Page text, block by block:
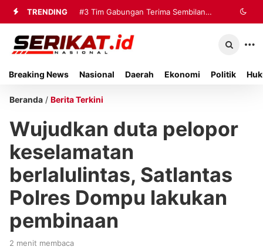
TRENDING #3 Tim Gabungan Terima Sembilan
Korban Evakuasi KM Mutiara Sentosa
Breaking News Nasional Daerah Ekonomi Politik
Beranda / Berita Terkini
Wujudkan duta pelopor
keselamatan
berlalulintas, Satlantas
Polres Dompu lakukan
pembinaan
2 menit membaca